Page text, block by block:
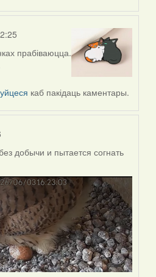
прабіваюцца.
каб пакідаць каментары.
добычи и пытается согнать